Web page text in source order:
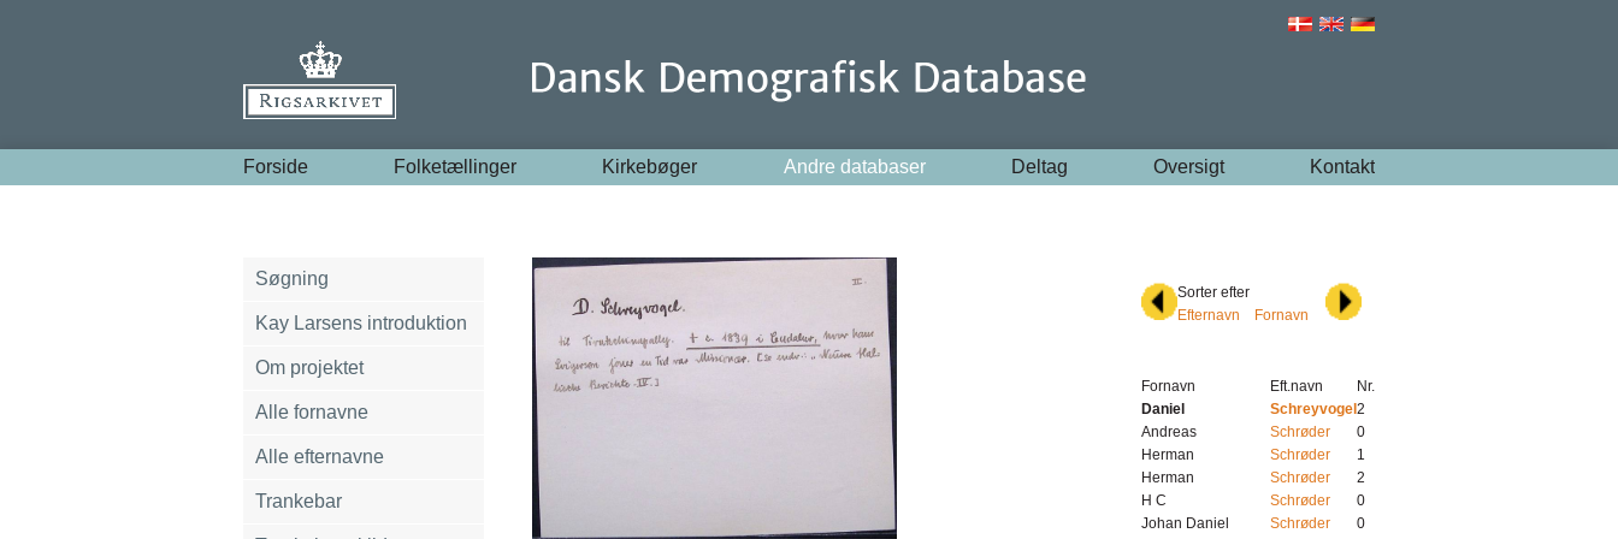
Forside Folketællinger Kirkebøger Andre databaser Deltag Oversigt Kontakt
Søgning
Kay Larsens introduktion
Om projektet
Alle fornavne
Alle efternavne
Trankebar
Sorter efter
Efternavn
Fornavn
Fornavn Eft.navn
Nr.
Daniel
Schreyvogel 2
Andreas
Schrøder
0
Herman
Schrøder
1
Herman
Schrøder
2
H C
Schrøder
0
Johan Daniel
Schrøder
0